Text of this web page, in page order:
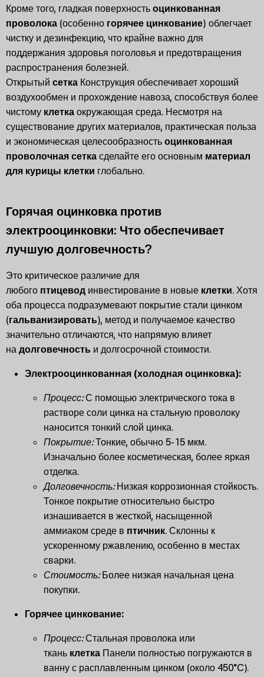
Кроме того, гладкая поверхность оцинкованная
проволока (особенно горячее цинкование) облегчает
чистку и дезинфекцию, что крайне важно для
поддержания здоровья поголовья и предотвращения
распространения болезней.
Открытый сетка Конструкция обеспечивает хороший
воздухообмен и прохождение навоза, способствуя более
чистому клетка окружающая среда. Несмотря на
существование других материалов, практическая польза
и экономическая целесообразность оцинкованная
проволочная сетка сделайте его основным материал
для курицы клетки глобально.
Горячая оцинковка против
электрооцинковки: Что обеспечивает
лучшую долговечность?
Это критическое различие для
любого птицевод инвестирование в новые клетки. Хотя
оба процесса подразумевают покрытие стали цинком
(гальванизировать), метод и получаемое качество
значительно отличаются, что напрямую влияет
на долговечность и долгосрочной стоимости.
Электрооцинкованная (холодная оцинковка):
Процесс:С помощью электрического тока в
растворе соли цинка на стальную проволоку
наносится тонкий слой цинка.
Покрытие:Тонкие, обычно 5-15 мкм.
Изначально более косметическая, более яркая
отделка.
Долговечность:Низкая коррозионная стойкость.
Тонкое покрытие относительно быстро
изнашивается в жесткой, насыщенной
аммиаком среде в птичник. Склонны к
ускоренному ржавлению, особенно в местах
сварки.
Стоимость:Более низкая начальная цена
покупки.
Горячее цинкование:
Процесс:Стальная проволока или
ткань клетка Панели полностью погружаются в
ванну с расплавленным цинком (около 450°C).